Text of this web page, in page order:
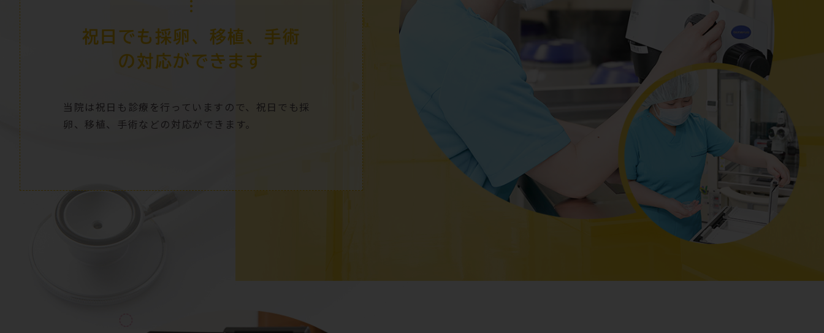
祝日でも採卵、移植、手術
の対応ができます
当院は祝日 も診療を行っていますので、祝日 でも採
卵、移植、手術などの対応ができます。